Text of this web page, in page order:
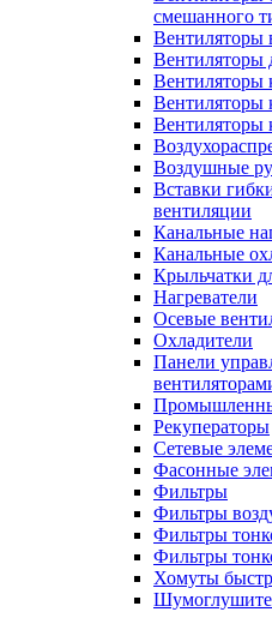
смешанного
Вентиляторы
Вентиляторы
Вентиляторы
Вентиляторы
Воздушные
Вставки
вентиляции
Канальные
Канальные
Крыльчатки
Нагреватели
Осевые
Охладители
Панели
Рекуператоры
Сетевые
Фасонные
Фильтры
Фильтры
Фильтры
Фильтры
Хомуты